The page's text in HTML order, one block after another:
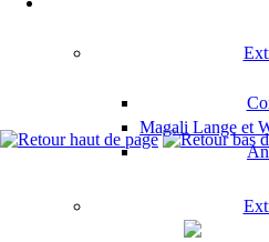
Magali Lange et